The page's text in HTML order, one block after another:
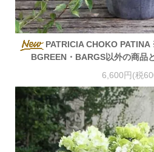
PATRICIA CHOKO PATINA
BGREEN・BARGS以外の商品
6,600円(税